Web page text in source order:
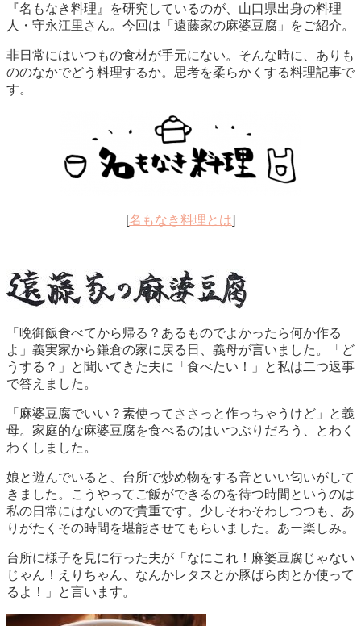
『名もなき料理』を研究しているのが、山口県出身の料理
人・守永江里さん。今回は「遠藤家の麻婆豆腐」をご紹介。
非日常にはいつもの食材が手元にない。そんな時に、ありも
ののなかでどう料理するか。思考を柔らかくする料理記事で
す。
[名もなき料理とは]
「晩御飯食べてから帰る？あるものでよかったら何か作る
よ」義実家から鎌倉の家に戻る日、義母が言いました。「ど
うする？」と聞いてきた夫に「食べたい！」と私は二つ返事
で答えました。
「麻婆豆腐でいい？素使ってささっと作っちゃうけど」と義
母。家庭的な麻婆豆腐を食べるのはいつぶりだろう、とわく
わくしました。
娘と遊んでいると、台所で炒め物をする音といい匂いがして
きました。こうやってご飯ができるのを待つ時間というのは
私の日常にはないので貴重です。少しそわそわしつつも、あ
りがたくその時間を堪能させてもらいました。あー楽しみ。
台所に様子を見に行った夫が「なにこれ！麻婆豆腐じゃない
じゃん！えりちゃん、なんかレタスとか豚ばら肉とか使って
るよ！」と言います。